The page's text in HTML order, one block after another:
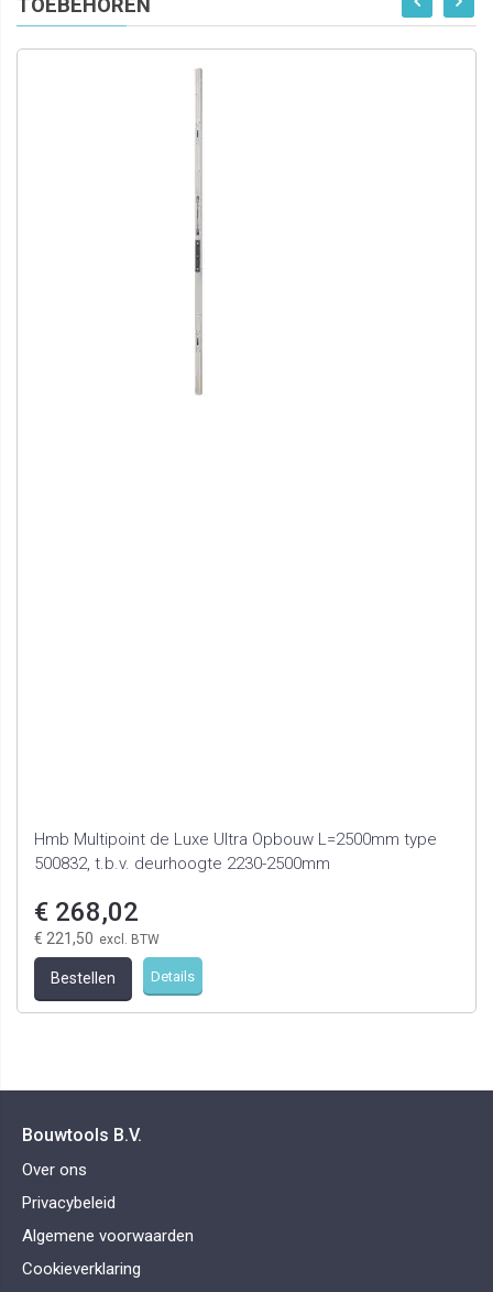
TOEBEHOREN
Hmb Multipoint de Luxe Ultra Opbouw L=2500mm type
500832, t.b.v. deurhoogte 2230-2500mm
€ 268,02
€ 221,50
Bestellen Details
Bouwtools B.V.
Over ons
Privacybeleid
Algemene voorwaarden
Cookieverklaring